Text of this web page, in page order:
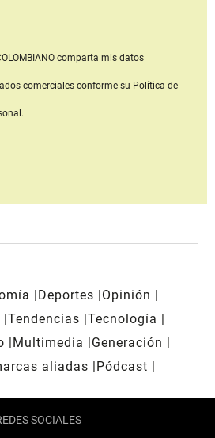
comparta mis datos
comerciales conforme su Política de
Deportes
Opinión
Tendencias Tecnología
Multimedia
Generación
aliadas
Pódcast
SOCIALES